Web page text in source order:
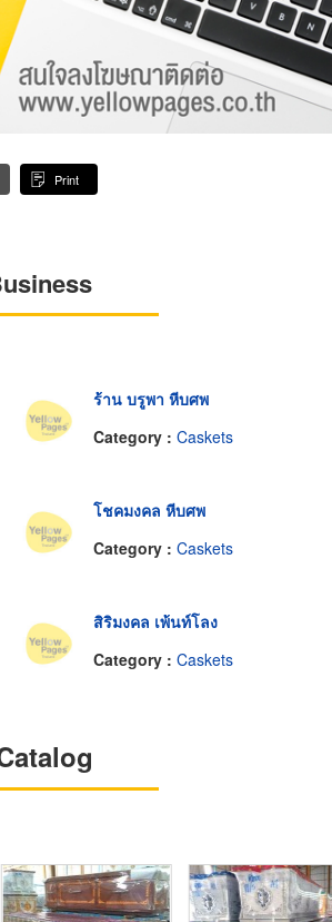
Print
ร้าน บรูพา หีบศพ
Category : Caskets
โชคมงคล หีบศพ
Category : Caskets
สิริมงคล เพ้นท์โลง
Category : Caskets